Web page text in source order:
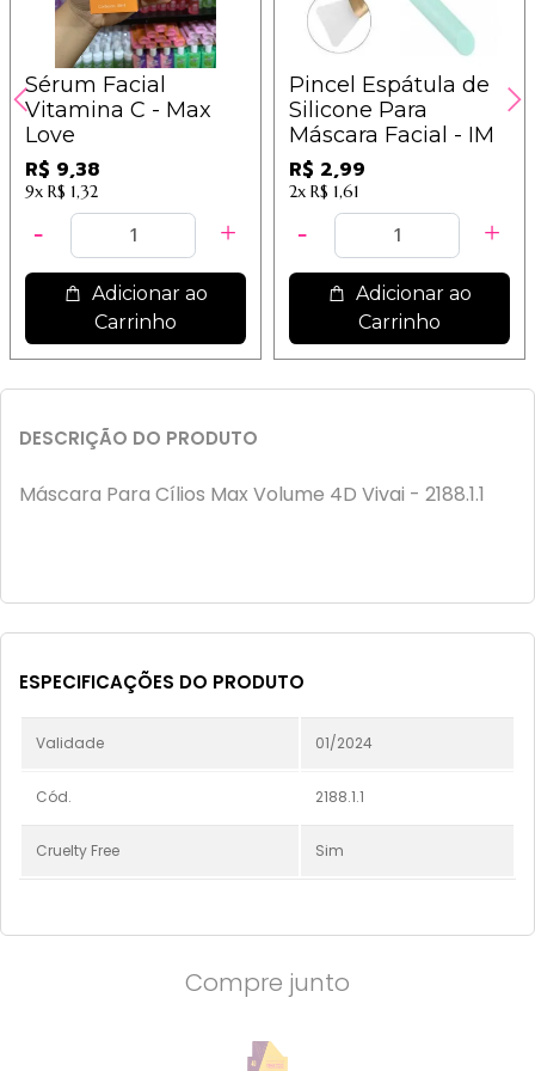
Sérum Facial
Vitamina C - Max
Love
R$ 9,38
9x R$ 1,32
Adicionar ao
Carrinho
Pincel Espátula de
Silicone Para
Máscara Facial - IM
R$ 2,99
2x R$ 1,61
Adicionar ao
Carrinho
DESCRIÇÃO DO PRODUTO
Máscara Para Cílios Max Volume 4D Vivai - 2188.1.1
ESPECIFICAÇÕES DO PRODUTO
Validade 01/2024
Cód. 2188.1.1
Cruelty Free Sim
Compre junto